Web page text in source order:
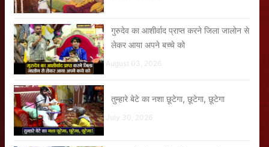
गुरुदेव का आशीर्वाद प्राप्त करने जिला जालोन से
लेकर आया अपने बच्चे को
August 03, 2026
तुम्हारे बेटे का नशा छूटेगा, छूटेगा, छूटेगा
July 30, 2026